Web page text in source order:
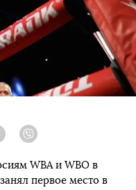
Telegram
WBA и WBO в
первое место в